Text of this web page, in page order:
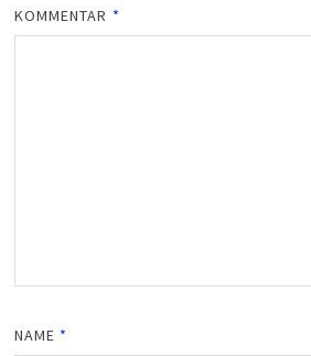
KOMMENTAR *
NAME *